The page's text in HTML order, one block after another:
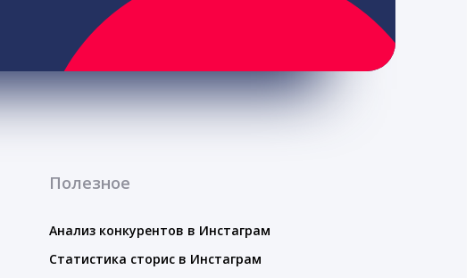
Полезное
Анализ конкурентов в Инстаграм
Статистика сторис в Инстаграм